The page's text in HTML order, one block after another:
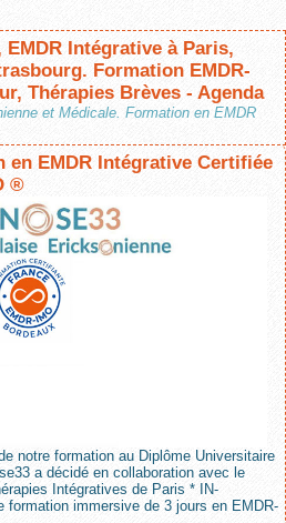
Intégrative à Paris,
Formation EMDR-
Thérapies Brèves - Agenda
et Médicale. Formation en EMDR
en EMDR Intégrative Certifiée
®
notre formation au Diplôme Universitaire
a décidé en collaboration avec le
Intégratives de Paris * IN-
formation immersive de 3 jours en EMDR-